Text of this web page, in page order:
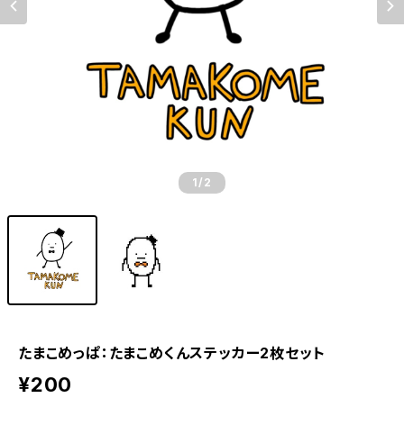
1 /2
たまこめっぱ：たまこめくんステッカー2枚セット
¥200